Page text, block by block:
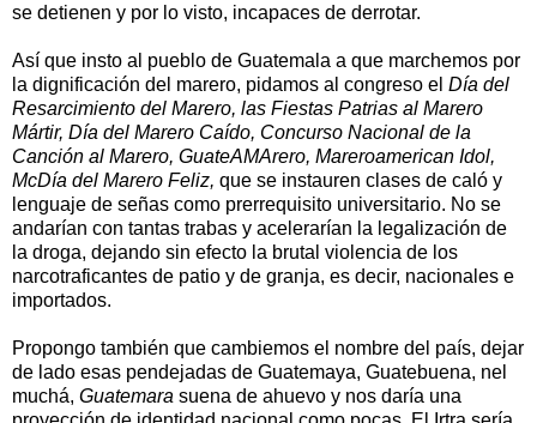
se detienen y por lo visto, incapaces de derrotar.
Así que insto al pueblo de Guatemala a que marchemos por
la dignificación del marero, pidamos al congreso el Día del
Resarcimiento del Marero, las Fiestas Patrias al Marero
Mártir, Día del Marero Caído, Concurso Nacional de la
Canción al Marero, GuateAMArero, Mareroamerican Idol,
McDía del Marero Feliz, que se instauren clases de caló y
lenguaje de señas como prerrequisito universitario. No se
andarían con tantas trabas y acelerarían la legalización de
la droga, dejando sin efecto la brutal violencia de los
narcotraficantes de patio y de granja, es decir, nacionales e
importados.
Propongo también que cambiemos el nombre del país, dejar
de lado esas pendejadas de Guatemaya, Guatebuena, nel
muchá, Guatemara suena de ahuevo y nos daría una